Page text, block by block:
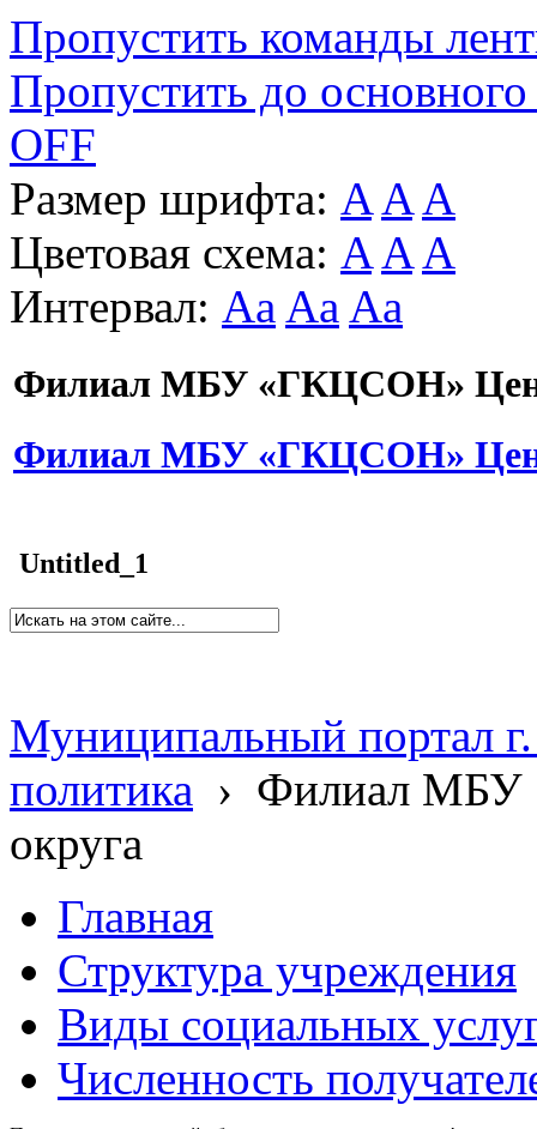
Пропустить команды
Пропустить до основного
OFF
Размер шрифта: A A A
Цветовая схема: A A A
Интервал: Aa Aa Aa
Филиал МБУ «ГКЦСОН»
Филиал МБУ «ГКЦСОН»
Untitled_1
Муниципальный портал
политика › Филиал МБУ
округа
Главная
Структура учреждения
Виды социальных
Численность